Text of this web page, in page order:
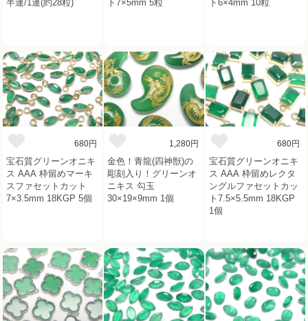
半連/1連(約28粒) ト7×5mm 5粒 ト6×4mm 10粒
680円
宝石質グリーンオニキ
ス AAA 枠留めマーキ
スファセットカット
7×3.5mm 18KGP 5個
1,280円
金色！青龍(四神獣)の
彫刻入り！グリーンオ
ニキス 勾玉
30×19×9mm 1個
680円
宝石質グリーンオニキ
ス AAA 枠留めレクタ
ングルファセットカッ
ト7.5×5.5mm 18KGP
1個